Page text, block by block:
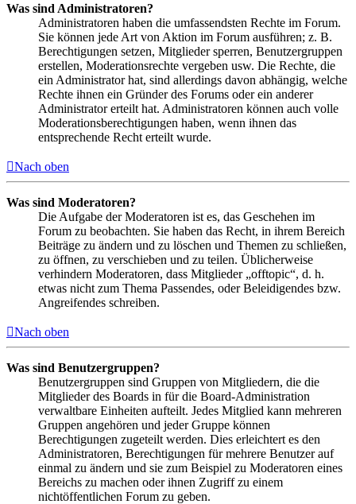
Was sind Administratoren?
Administratoren haben die umfassendsten Rechte im Forum.
Sie können jede Art von Aktion im Forum ausführen; z. B.
Berechtigungen setzen, Mitglieder sperren, Benutzergruppen
erstellen, Moderationsrechte vergeben usw. Die Rechte, die
ein Administrator hat, sind allerdings davon abhängig, welche
Rechte ihnen ein Gründer des Forums oder ein anderer
Administrator erteilt hat. Administratoren können auch volle
Moderationsberechtigungen haben, wenn ihnen das
entsprechende Recht erteilt wurde.
Nach oben
Was sind Moderatoren?
Die Aufgabe der Moderatoren ist es, das Geschehen im
Forum zu beobachten. Sie haben das Recht, in ihrem Bereich
Beiträge zu ändern und zu löschen und Themen zu schließen,
zu öffnen, zu verschieben und zu teilen. Üblicherweise
verhindern Moderatoren, dass Mitglieder „offtopic“, d. h.
etwas nicht zum Thema Passendes, oder Beleidigendes bzw.
Angreifendes schreiben.
Nach oben
Was sind Benutzergruppen?
Benutzergruppen sind Gruppen von Mitgliedern, die die
Mitglieder des Boards in für die Board-Administration
verwaltbare Einheiten aufteilt. Jedes Mitglied kann mehreren
Gruppen angehören und jeder Gruppe können
Berechtigungen zugeteilt werden. Dies erleichtert es den
Administratoren, Berechtigungen für mehrere Benutzer auf
einmal zu ändern und sie zum Beispiel zu Moderatoren eines
Bereichs zu machen oder ihnen Zugriff zu einem
nichtöffentlichen Forum zu geben.